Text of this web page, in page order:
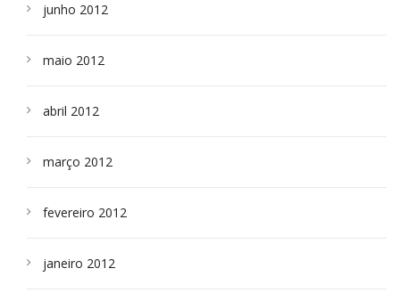
junho 2012
maio 2012
abril 2012
março 2012
fevereiro 2012
janeiro 2012